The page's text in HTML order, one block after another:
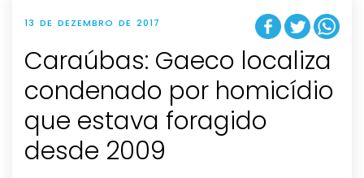
13 DE DEZEMBRO DE 2017
Caraúbas: Gaeco localiza
condenado por homicídio
que estava foragido
desde 2009